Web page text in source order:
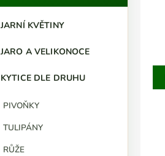
JARNÍ KVĚTINY
JARO A VELIKONOCE
KYTICE DLE DRUHU
PIVOŇKY
TULIPÁNY
RŮŽE